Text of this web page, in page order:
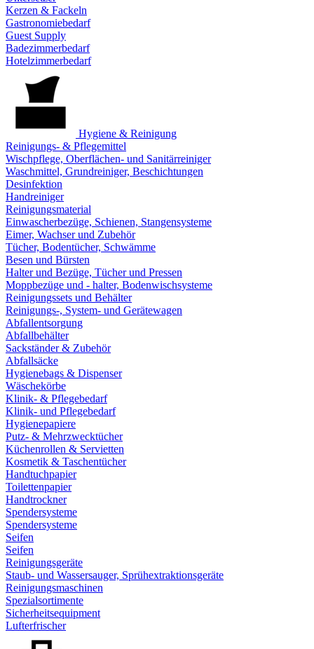
Kerzen & Fackeln
Gastronomiebedarf
Guest Supply
Badezimmerbedarf
Hotelzimmerbedarf
Hygiene & Reinigung
Reinigungs- & Pflegemittel
Wischpflege, Oberflächen- und Sanitärreiniger
Waschmittel, Grundreiniger, Beschichtungen
Desinfektion
Handreiniger
Reinigungsmaterial
Einwascherbezüge, Schienen, Stangensysteme
Eimer, Wachser und Zubehör
Tücher, Bodentücher, Schwämme
Besen und Bürsten
Halter und Bezüge, Tücher und Pressen
Moppbezüge und - halter, Bodenwischsysteme
Reinigungssets und Behälter
Reinigungs-, System- und Gerätewagen
Abfallentsorgung
Abfallbehälter
Sackständer & Zubehör
Abfallsäcke
Hygienebags & Dispenser
Wäschekörbe
Klinik- & Pflegebedarf
Klinik- und Pflegebedarf
Hygienepapiere
Putz- & Mehrzwecktücher
Küchenrollen & Servietten
Kosmetik & Taschentücher
Handtuchpapier
Toilettenpapier
Handtrockner
Spendersysteme
Spendersysteme
Seifen
Seifen
Reinigungsgeräte
Staub- und Wassersauger, Sprühextraktionsgeräte
Reinigungsmaschinen
Spezialsortimente
Sicherheitsequipment
Lufterfrischer